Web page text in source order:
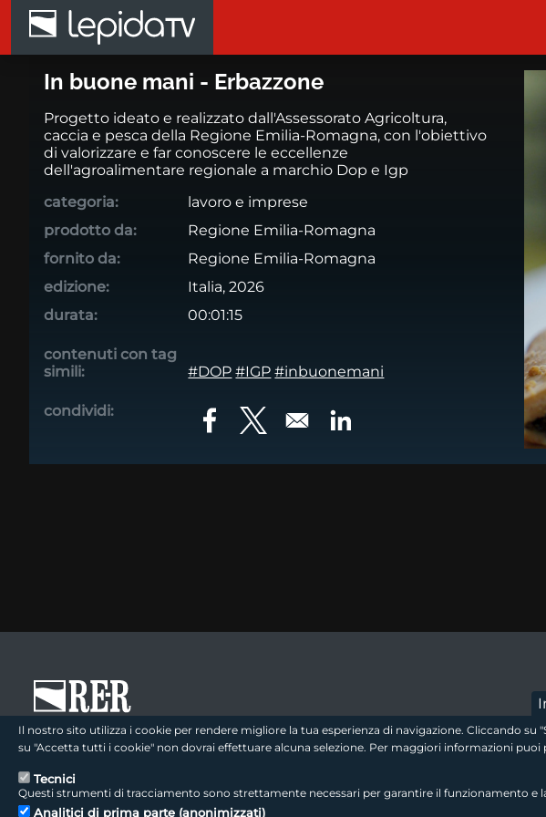
Salta al contenuto principale
In buone mani - Erbazzone
In buone mani - Erbazzone
Progetto ideato e realizzato dall'Assessorato Agricoltura,
caccia e pesca della Regione Emilia-Romagna, con l'obiettivo
di valorizzare e far conoscere le eccellenze
dell'agroalimentare regionale a marchio Dop e Igp
categoria:
lavoro e imprese
prodotto da:
Regione Emilia-Romagna
fornito da:
Regione Emilia-Romagna
edizione:
Italia, 2026
durata:
00:01:15
contenuti con tag
simili:
#DOP #IGP #inbuonemani
condividi:
Opens in a new window
Opens in a new windowOpens in a new window
footer - sezione logo 1
footer - sezione colophon
LepidaScpA
Il nostro sito utilizza i cookie per rendere migliore la tua esperienza di navigazione. Cliccando
su "Accetta tutti i cookie" non dovrai effettuare alcuna selezione. Per maggiori informazioni puoi
Tecnici
Questi strumenti di tracciamento sono strettamente necessari per garantire il funzionamento
Analitici di prima parte (anonimizzati)